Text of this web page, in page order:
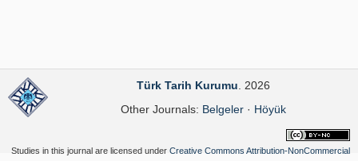
Türk Tarih Kurumu . 2026
Other Journals: Belgeler· Höyük
Studies in this journal are licensed under Creative Commons Attribution-NonCommercial